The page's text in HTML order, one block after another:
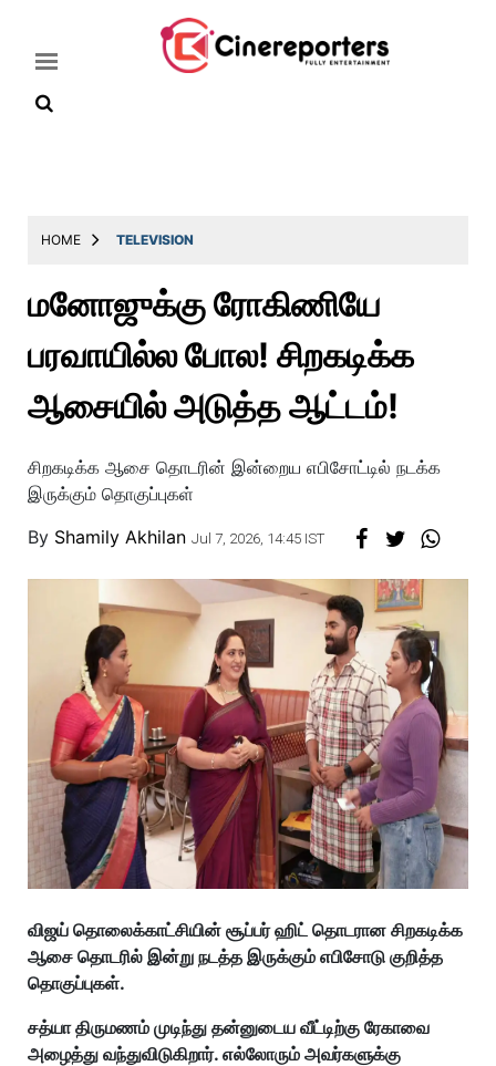
Latest
Throwback
Television
Photos
Story
HOME TELEVISION
மனோஜுக்கு ரோகிணியே
பரவாயில்ல போல! சிறகடிக்க
ஆசையில் அடுத்த ஆட்டம்!
சிறகடிக்க ஆசை தொடரின் இன்றைய எபிசோட்டில் நடக்க
இருக்கும் தொகுப்புகள்
By Shamily Akhilan Jul 7, 2026, 14:45 IST
விஜய் தொலைக்காட்சியின் சூப்பர் ஹிட் தொடரான சிறகடிக்க
ஆசை தொடரில் இன்று நடத்த இருக்கும் எபிசோடு குறித்த
தொகுப்புகள்.
சத்யா திருமணம் முடிந்து தன்னுடைய வீட்டிற்கு ரேகாவை
அழைத்து வந்துவிடுகிறார். எல்லோரும் அவர்களுக்கு